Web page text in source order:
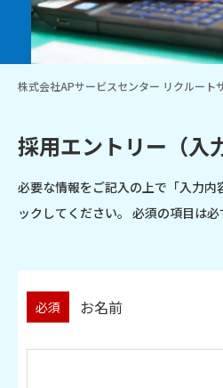
株式会社APサービスセンター リクルート
採用エントリー（入
必要な情報をご記入の上で「入力内
ックしてください。 必須の項目は必
お名前
必須